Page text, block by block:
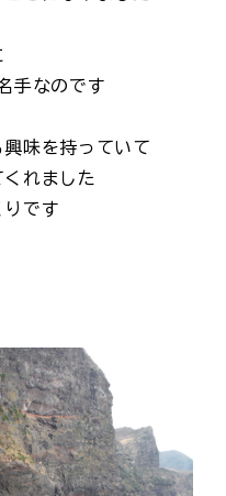
手なのです
味を持っていて
れました
です